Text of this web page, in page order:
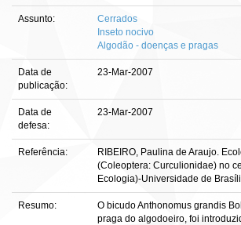
Assunto:
Cerrados
Inseto nocivo
Algodão - doenças e pragas
Data de
publicação:
23-Mar-2007
Data de
defesa:
23-Mar-2007
Referência:
RIBEIRO, Paulina de Araujo.
(Coleoptera: Curculionidae) no
Ecologia)-Universidade de
Resumo:
O bicudo Anthonomus grandis
praga do algodoeiro, foi